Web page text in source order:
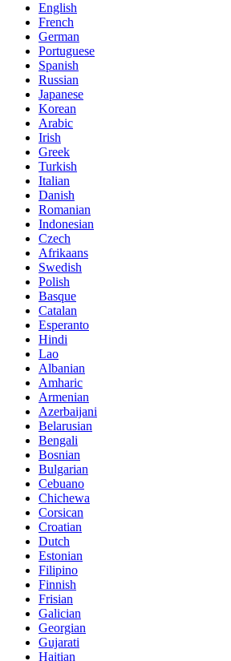
English
French
German
Portuguese
Spanish
Russian
Japanese
Korean
Arabic
Irish
Greek
Turkish
Italian
Danish
Romanian
Indonesian
Czech
Afrikaans
Swedish
Polish
Basque
Catalan
Esperanto
Hindi
Lao
Albanian
Amharic
Armenian
Azerbaijani
Belarusian
Bengali
Bosnian
Bulgarian
Cebuano
Chichewa
Corsican
Croatian
Dutch
Estonian
Filipino
Finnish
Frisian
Galician
Georgian
Gujarati
Haitian